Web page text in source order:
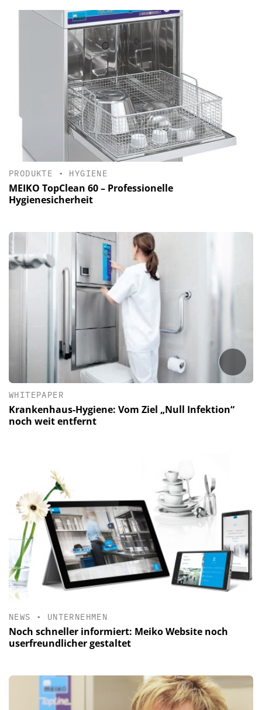
PRODUKTE • HYGIENE
MEIKO TopClean 60 – Professionelle
Hygienesicherheit
WHITEPAPER
Krankenhaus-Hygiene: Vom Ziel „Null Infektion“
noch weit entfernt
NEWS • UNTERNEHMEN
Noch schneller informiert: Meiko Website noch
userfreundlicher gestaltet